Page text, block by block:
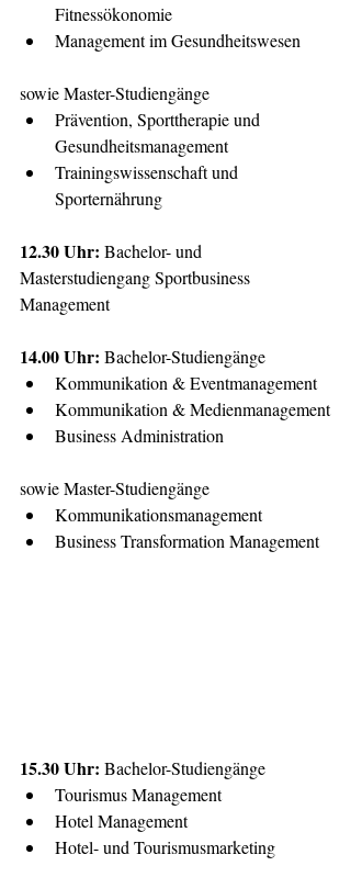
Fitnessökonomie
Management im Gesundheitswesen
sowie Master-Studiengänge
Prävention, Sporttherapie und
Gesundheitsmanagement
Trainingswissenschaft und
Sporternährung
12.30 Uhr: Bachelor- und
Masterstudiengang Sportbusiness
Management
14.00 Uhr: Bachelor-Studiengänge
Kommunikation & Eventmanagement
Kommunikation & Medienmanagement
Business Administration
sowie Master-Studiengänge
Kommunikationsmanagement
Business Transformation Management
15.30 Uhr: Bachelor-Studiengänge
Tourismus Management
Hotel Management
Hotel- und Tourismusmarketing